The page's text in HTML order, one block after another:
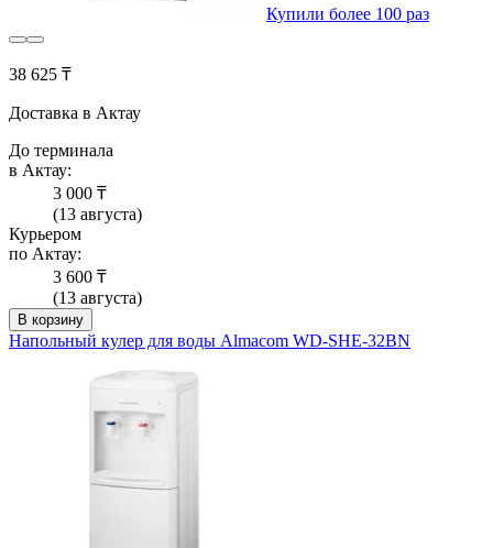
Купили более 100 раз
38 625 ₸
Доставка в Актау
До терминала
в Актау:
3 000 ₸
(13 августа)
Курьером
по Актау:
3 600 ₸
(13 августа)
В корзину
Напольный кулер для воды Almacom WD-SHE-32BN